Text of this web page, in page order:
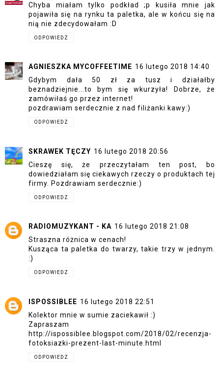
Chyba miałam tylko podkład ;p kusiła mnie jak
pojawiła się na rynku ta paletka, ale w końcu się na
nią nie zdecydowałam :D
ODPOWIEDZ
AGNIESZKA MYCOFFEETIME 16 lutego 2018 14:40
Gdybym dała 50 zł za tusz i działałby
beznadziejnie...to bym się wkurzyła! Dobrze, że
zamówiłaś go przez internet!
pozdrawiam serdecznie z nad filiżanki kawy:)
ODPOWIEDZ
SKRAWEK TĘCZY 16 lutego 2018 20:56
Cieszę się, że przeczytałam ten post, bo
dowiedziałam się ciekawych rzeczy o produktach tej
firmy. Pozdrawiam serdecznie:)
ODPOWIEDZ
RADIOMUZYKANT - KA 16 lutego 2018 21:08
Straszna różnica w cenach!
Kusząca ta paletka do twarzy, takie trzy w jednym.
:)
ODPOWIEDZ
ISPOSSIBLEE 16 lutego 2018 22:51
Kolektor mnie w sumie zaciekawił :)
Zapraszam
http://ispossiblee.blogspot.com/2018/02/recenzja-
fotoksiazki-prezent-last-minute.html
ODPOWIEDZ